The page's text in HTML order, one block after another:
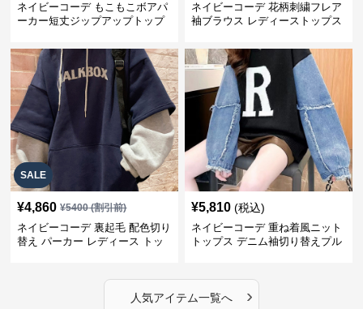
ネイビーコーデ もこもこボアパ
ーカー短丈ジップアップトップ
ネイビーコーデ 花柄刺繍フレア
袖ブラウス レディーストップス
SALE
¥4,860 ¥5400(割引前)
ネイビーコーデ 裏起毛 配色切り
替え パーカー レディース トッ
¥5,810 (税込)
ネイビーコーデ 重ね着風ニット
トップス デニム袖切り替えプル
人気アイテム一覧へ ›